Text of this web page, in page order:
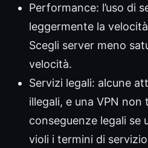
Performance: l’uso di
leggermente la
Scegli server meno
velocità.
Servizi legali: alcune
illegali, e una VPN non
conseguenze legali se
violi i termini di